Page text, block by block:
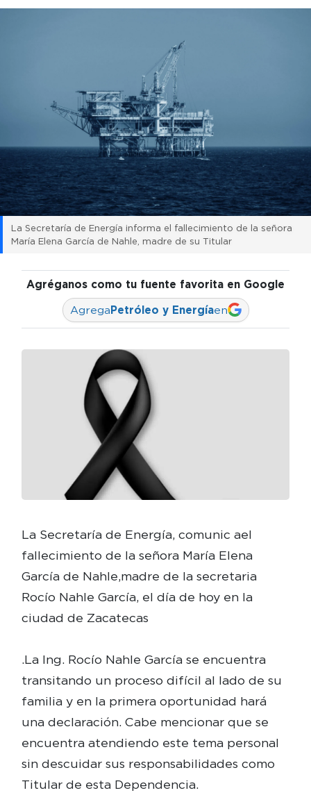
La Secretaría de Energía informa el fallecimiento de la señora
María Elena García de Nahle, madre de su Titular
Agréganos como tu fuente favorita en Google
AgregaPetróleo y Energíaen
La Secretaría de Energía, comunic ael
fallecimiento de la señora María Elena
García de Nahle,madre de la secretaria
Rocío Nahle García, el día de hoy en la
ciudad de Zacatecas
.La Ing. Rocío Nahle García se encuentra
transitando un proceso difícil al lado de su
familia y en la primera oportunidad hará
una declaración. Cabe mencionar que se
encuentra atendiendo este tema personal
sin descuidar sus responsabilidades como
Titular de esta Dependencia.